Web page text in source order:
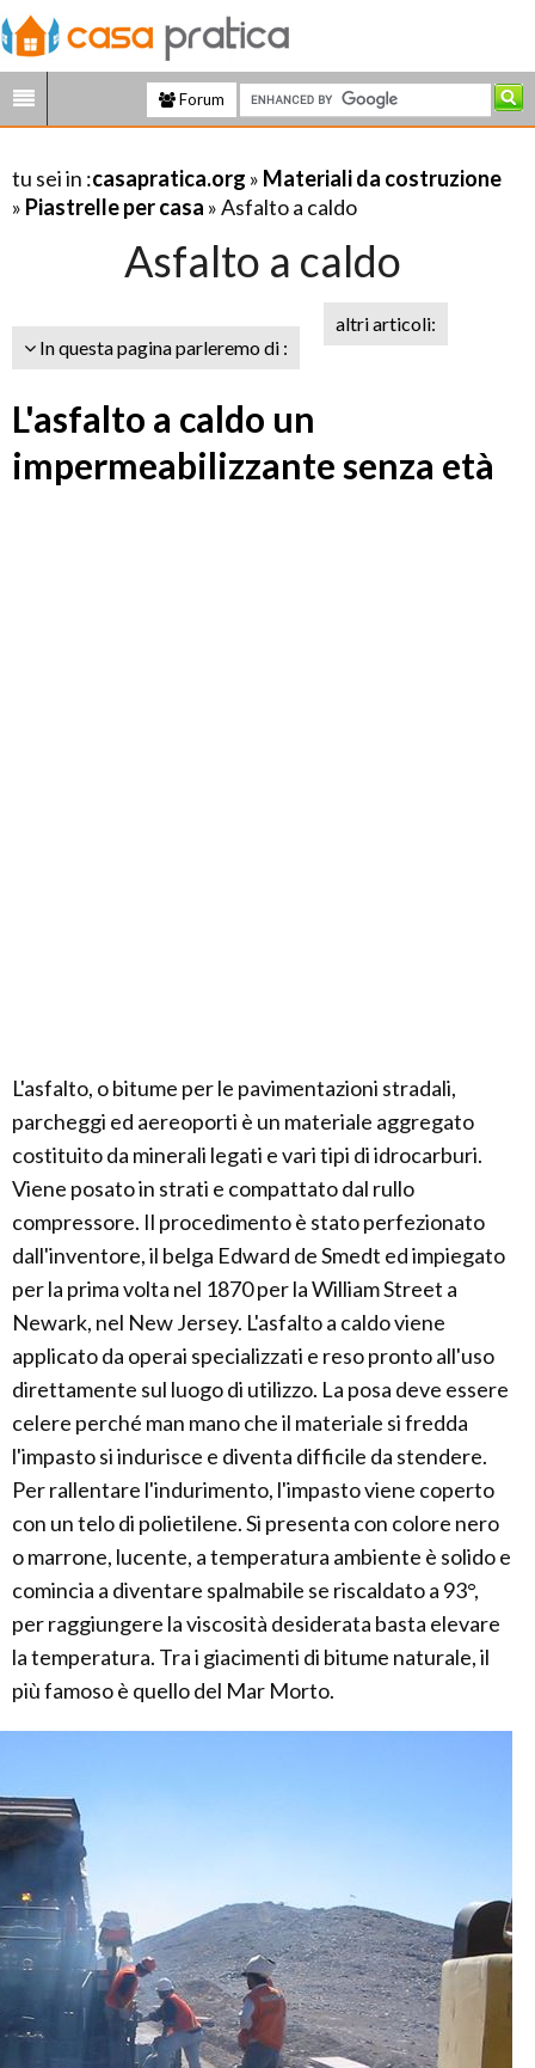
Forum
tu sei in :casapratica.org » Materiali da costruzione
» Piastrelle per casa » Asfalto a caldo
Asfalto a caldo
In questa pagina parleremo di :
altri articoli:
L'asfalto a caldo un
impermeabilizzante senza età
L'asfalto, o bitume per le pavimentazioni stradali,
parcheggi ed aereoporti è un materiale aggregato
costituito da minerali legati e vari tipi di idrocarburi.
Viene posato in strati e compattato dal rullo
compressore. Il procedimento è stato perfezionato
dall'inventore, il belga Edward de Smedt ed impiegato
per la prima volta nel 1870 per la William Street a
Newark, nel New Jersey. L'asfalto a caldo viene
applicato da operai specializzati e reso pronto all'uso
direttamente sul luogo di utilizzo. La posa deve essere
celere perché man mano che il materiale si fredda
l'impasto si indurisce e diventa difficile da stendere.
Per rallentare l'indurimento, l'impasto viene coperto
con un telo di polietilene. Si presenta con colore nero
o marrone, lucente, a temperatura ambiente è solido e
comincia a diventare spalmabile se riscaldato a 93°,
per raggiungere la viscosità desiderata basta elevare
la temperatura. Tra i giacimenti di bitume naturale, il
più famoso è quello del Mar Morto.